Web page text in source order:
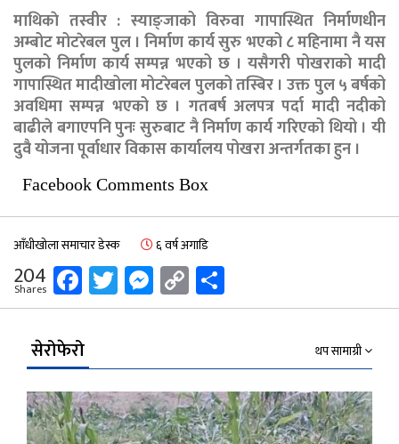
माथिकाे तस्वीर : स्याङ्जाको विरुवा गापास्थित निर्माणधीन
अम्बोट मोटरेबल पुल । निर्माण कार्य सुरु भएको ८ महिनामा नै यस
पुलको निर्माण कार्य सम्पन्न भएको छ । यसैगरी पोखराको मादी
गापास्थित मादीखोला मोटरेबल पुलको तस्बिर । उक्त पुल ५ बर्षको
अवधिमा सम्पन्न भएको छ । गतबर्ष अलपत्र पर्दा मादी नदीको
बाढीले बगाएपनि पुनः सुरुबाट नै निर्माण कार्य गरिएको थियो । यी
दुवै योजना पूर्वाधार विकास कार्यालय पोखरा अन्तर्गतका हुन ।
Facebook Comments Box
आँधीखोला समाचार डेस्क ६ वर्ष अगाडि
204
Shares Facebook
Twitter
Messenger
Copy
Link
सेरोफेरो थप सामाग्री